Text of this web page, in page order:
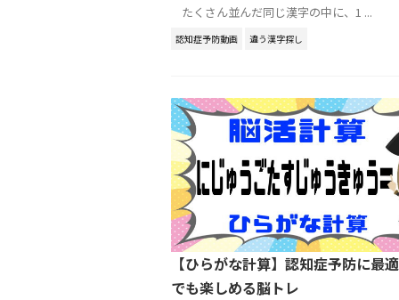
たくさん並んだ同じ漢字の中に、1 ...
認知症予防動画 違う漢字探し
【ひらがな計算】認知症予防に最
でも楽しめる脳トレ